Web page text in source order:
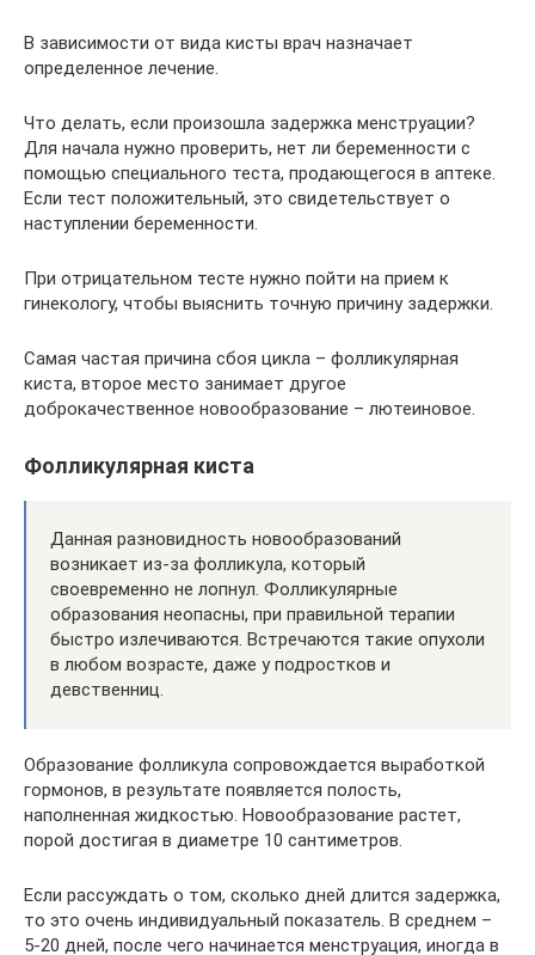
В зависимости от вида кисты врач назначает
определенное лечение.
Что делать, если произошла задержка менструации?
Для начала нужно проверить, нет ли беременности с
помощью специального теста, продающегося в аптеке.
Если тест положительный, это свидетельствует о
наступлении беременности.
При отрицательном тесте нужно пойти на прием к
гинекологу, чтобы выяснить точную причину задержки.
Самая частая причина сбоя цикла – фолликулярная
киста, второе место занимает другое
доброкачественное новообразование – лютеиновое.
Фолликулярная киста
Данная разновидность новообразований
возникает из-за фолликула, который
своевременно не лопнул. Фолликулярные
образования неопасны, при правильной терапии
быстро излечиваются. Встречаются такие опухоли
в любом возрасте, даже у подростков и
девственниц.
Образование фолликула сопровождается выработкой
гормонов, в результате появляется полость,
наполненная жидкостью. Новообразование растет,
порой достигая в диаметре 10 сантиметров.
Если рассуждать о том, сколько дней длится задержка,
то это очень индивидуальный показатель. В среднем –
5-20 дней, после чего начинается менструация, иногда в